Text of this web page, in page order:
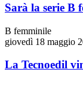
Sarà la serie B
B femminile
giovedì 18 maggio
La Tecnoedil